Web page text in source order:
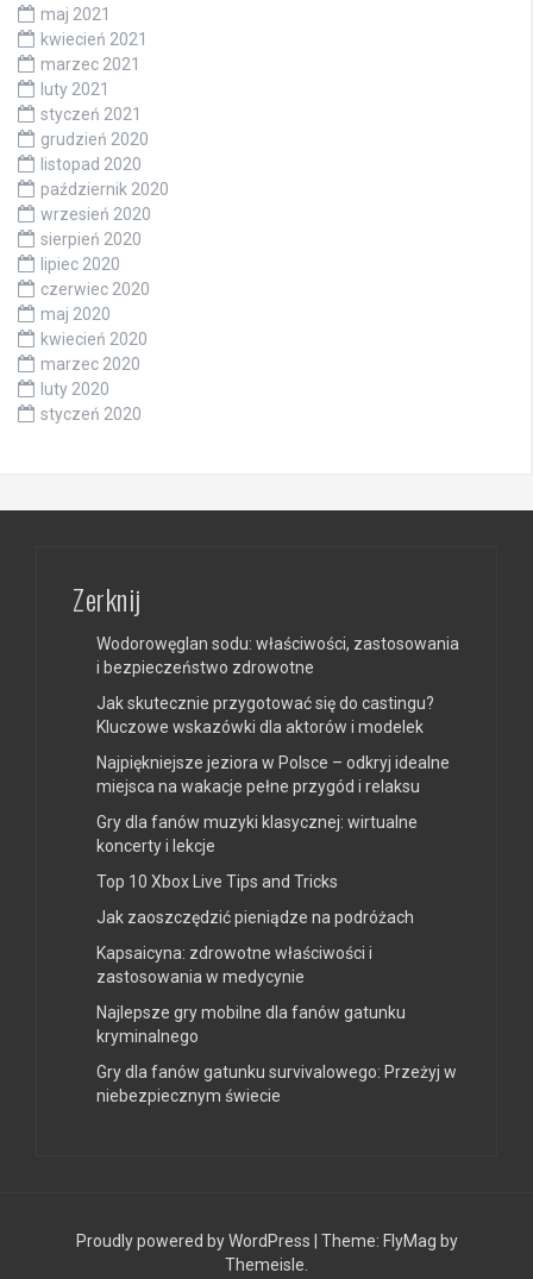
maj 2021
kwiecień 2021
marzec 2021
luty 2021
styczeń 2021
grudzień 2020
listopad 2020
październik 2020
wrzesień 2020
sierpień 2020
lipiec 2020
czerwiec 2020
maj 2020
kwiecień 2020
marzec 2020
luty 2020
styczeń 2020
Zerknij
Wodorowęglan sodu: właściwości, zastosowania
i bezpieczeństwo zdrowotne
Jak skutecznie przygotować się do castingu?
Kluczowe wskazówki dla aktorów i modelek
Najpiękniejsze jeziora w Polsce – odkryj idealne
miejsca na wakacje pełne przygód i relaksu
Gry dla fanów muzyki klasycznej: wirtualne
koncerty i lekcje
Top 10 Xbox Live Tips and Tricks
Jak zaoszczędzić pieniądze na podróżach
Kapsaicyna: zdrowotne właściwości i
zastosowania w medycynie
Najlepsze gry mobilne dla fanów gatunku
kryminalnego
Gry dla fanów gatunku survivalowego: Przeżyj w
niebezpiecznym świecie
Proudly powered by WordPress Theme: FlyMag by
Themeisle.